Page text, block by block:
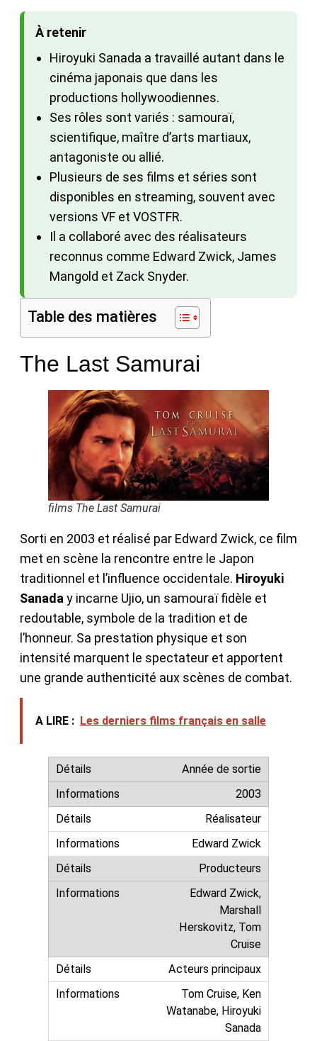
À retenir
Hiroyuki Sanada a travaillé autant dans le
cinéma japonais que dans les
productions hollywoodiennes.
Ses rôles sont variés : samouraï,
scientifique, maître d’arts martiaux,
antagoniste ou allié.
Plusieurs de ses films et séries sont
disponibles en streaming, souvent avec
versions VF et VOSTFR.
Il a collaboré avec des réalisateurs
reconnus comme Edward Zwick, James
Mangold et Zack Snyder.
Table des matières
The Last Samurai
films The Last Samurai
Sorti en 2003 et réalisé par Edward Zwick, ce film
met en scène la rencontre entre le Japon
traditionnel et l’influence occidentale. Hiroyuki
Sanada y incarne Ujio, un samouraï fidèle et
redoutable, symbole de la tradition et de
l’honneur. Sa prestation physique et son
intensité marquent le spectateur et apportent
une grande authenticité aux scènes de combat.
A LIRE : Les derniers films français en salle
Année de sortie
2003
Réalisateur
Edward Zwick
Producteurs
Edward Zwick,
Marshall
Herskovitz, Tom
Cruise
Acteurs principaux
Tom Cruise, Ken
Watanabe, Hiroyuki
Sanada